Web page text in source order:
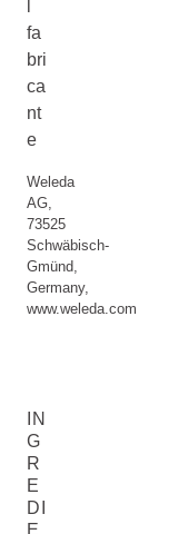
fa
bri
ca
nt
e
Weleda
AG,
73525
Schwäbisch-
Gmünd,
Germany,
www.weleda.com
IN
G
R
E
DI
E